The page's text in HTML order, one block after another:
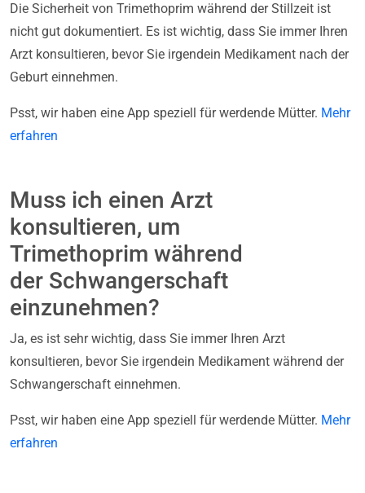
Die Sicherheit von Trimethoprim während der Stillzeit ist
nicht gut dokumentiert. Es ist wichtig, dass Sie immer Ihren
Arzt konsultieren, bevor Sie irgendein Medikament nach der
Geburt einnehmen.
Psst, wir haben eine App speziell für werdende Mütter. Mehr
erfahren
Muss ich einen Arzt
konsultieren, um
Trimethoprim während
der Schwangerschaft
einzunehmen?
Ja, es ist sehr wichtig, dass Sie immer Ihren Arzt
konsultieren, bevor Sie irgendein Medikament während der
Schwangerschaft einnehmen.
Psst, wir haben eine App speziell für werdende Mütter. Mehr
erfahren